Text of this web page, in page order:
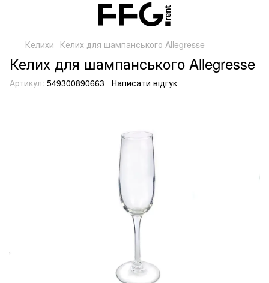
Келихи Келих для шампанського Allegresse
Келих для шампанського Allegresse
Артикул: 549300890663 Написати відгук